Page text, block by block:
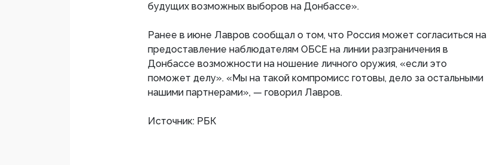
будущих возможных выборов на Донбассе».
Ранее в июне Лавров сообщал о том, что Россия может согласиться на
предоставление наблюдателям ОБСЕ на линии разграничения в
Донбассе возможности на ношение личного оружия, «если это
поможет делу». «Мы на такой компромисс готовы, дело за остальными
нашими партнерами», — говорил Лавров.
Источник: РБК